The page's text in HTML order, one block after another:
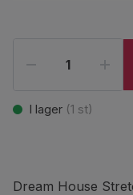
I lager (1 st)
Dream House